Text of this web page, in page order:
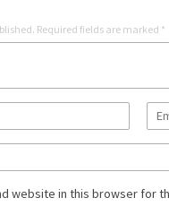
Required fields are marked *
website in this browser for